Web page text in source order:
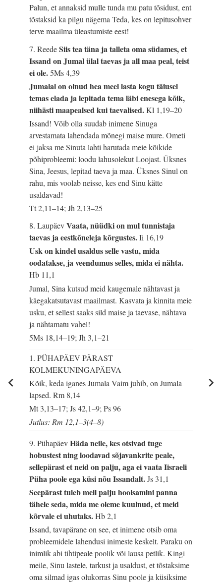
Palun, et annaksid mulle tunda mu patu tõsidust, ent
tõstaksid ka pilgu nägema Teda, kes on lepitusohver
terve maailma üleastumiste eest!
7. ReedeSiis tea täna ja talleta oma südames, et
Issand on Jumal ülal taevas ja all maa peal, teist
ei ole.5Ms 4,39
Jumalal on olnud hea meel lasta kogu täiusel
temas elada ja lepitada tema läbi enesega kõik,
niihästi maapealsed kui taevalised.Kl 1,19–20
Issand! Võib olla suudab inimene Sinuga
arvestamata lahendada mõnegi maise mure. Ometi
ei jaksa me Sinuta lahti harutada meie kõikide
põhiprobleemi: loodu lahusolekut Loojast. Üksnes
Sina, Jeesus, lepitad taeva ja maa. Üksnes Sinul on
rahu, mis voolab neisse, kes end Sinu kätte
usaldavad!
Tt 2,11–14; Jh 2,13–25
8. LaupäevVaata, nüüdki on mul tunnistaja
taevas ja eestkõneleja kõrgustes.Ii 16,19
Usk on kindel usaldus selle vastu, mida
oodatakse, ja veendumus selles, mida ei nähta.
Hb 11,1
Jumal, Sina kutsud meid kaugemale nähtavast ja
käegakatsutavast maailmast. Kasvata ja kinnita meie
usku, et sellest saaks sild maise ja taevase, nähtava
ja nähtamatu vahel!
5Ms 18,14–19; Jh 3,1–21
1. PÜHAPÄEV PÄRAST
KOLMEKUNINGAPÄEVA
Kõik, keda iganes Jumala Vaim juhib, on Jumala
lapsed.Rm 8,14
Mt 3,13–17; Js 42,1–9; Ps 96
Jutlus: Rm 12,1–3(4–8)
9. PühapäevHäda neile, kes otsivad tuge
hobustest ning loodavad sõjavankrite peale,
sellepärast et neid on palju, aga ei vaata Iisraeli
Püha poole ega küsi nõu Issandalt.Js 31,1
Seepärast tuleb meil palju hoolsamini panna
tähele seda, mida me oleme kuulnud, et meid
kõrvale ei uhutaks.Hb 2,1
Issand, tavapärane on see, et inimene otsib oma
probleemidele lahendusi inimeste keskelt. Paraku on
inimlik abi tihtipeale poolik või lausa petlik. Kingi
meile, Sinu lastele, tarkust ja usaldust, et tõstaksime
oma silmad igas olukorras Sinu poole ja küsiksime